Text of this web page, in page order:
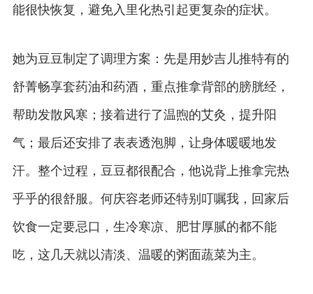
能很快恢复，避免入里化热引起更复杂的症状。
她为豆豆制定了调理方案：先是用妙吉儿推特有的
舒菁畅享套药油和药酒，重点推拿背部的膀胱经，
帮助发散风寒；接着进行了温煦的艾灸，提升阳
气；最后还安排了表表透泡脚，让身体暖暖地发
汗。整个过程，豆豆都很配合，他说背上推拿完热
乎乎的很舒服。何庆容老师还特别叮嘱我，回家后
饮食一定要忌口，生冷寒凉、肥甘厚腻的都不能
吃，这几天就以清淡、温暖的粥面蔬菜为主。